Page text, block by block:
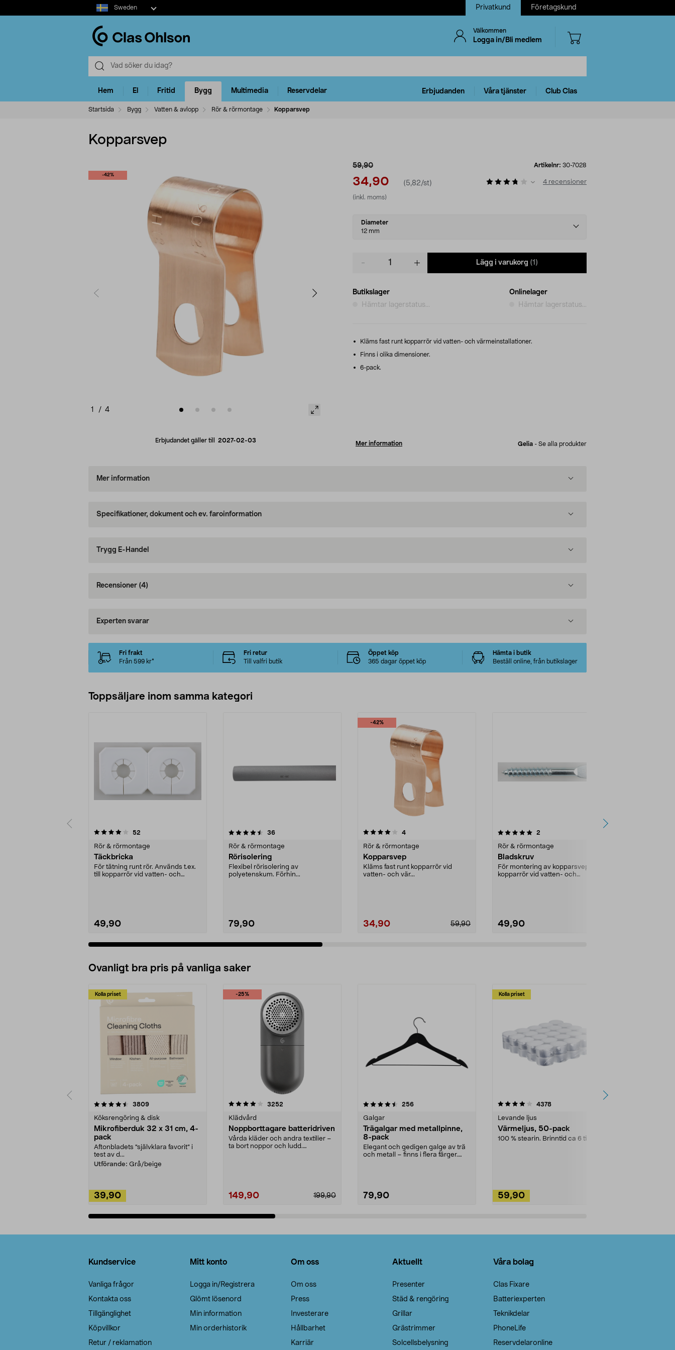
Select
market
Sweden Privatkund Företagskund
Välkommen
Logga in/Bli medlem
Hem El Fritid Bygg Multimedia Reservdelar Erbjudanden Våra tjänster Club Clas
Startsida Bygg Vatten & avlopp Rör & rörmontage Kopparsvep
Kopparsvep
-42%
1 / 4
Erbjudandet gäller till 2027-02-03
59,90
34,90 (5,82/st)
(inkl. moms)
Artikelnr: 30-7028
4 recensioner
Select
variant
Diameter
12 mm
Lägg i varukorg (1)
Butikslager
Hämtar lagerstatus...
Onlinelager
Hämtar lagerstatus...
Kläms fast runt kopparrör vid vatten- och värmeinstallationer.
Finns i olika dimensioner.
6-pack.
Mer information Gelia - Se alla produkter
Mer information
Specifikationer, dokument och ev. faroinformation
Trygg E-Handel
Recensioner (4)
Experten svarar
Fri frakt
Från 599 kr*
Fri retur
Till valfri butik
Öppet köp
365 dagar öppet köp
Hämta i butik
Beställ online, från butikslager
Toppsäljare inom samma kategori
52
Rör & rörmontage
Täckbricka
För tätning runt rör. Används t.ex.
till kopparrör vid vatten- och
49,90
4.5 av 5 stjärnor 36recensioner
Rör & rörmontage
Rörisolering
Flexibel rörisolering av
polyetenskum. Förhin...
79,90
-42%
4.0 av 5 stjärnor 4recensioner
Rör & rörmontage
Kopparsvep
Kläms fast runt kopparrör vid
vatten- och vär...
34,90 59,90
5.0 av 5 stjärnor 2
Rör & rörmontage
Bladskruv
För montering av kopparsvep runt
kopparrör vid vatten- och
49,90
4.0 av 5 stjärnor
Ovanligt bra pris på vanliga saker
Kolla priset
3809recensioner
Köksrengöring & disk
Mikrofiberduk 32 x 31 cm, 4-
pack
Aftonbladets "självklara favorit” i
test av d...
Utförande: Grå/beige
39,90
-25%
4.0av 5 stjärnor 3252
Klädvård
Noppborttagare batteridriven
Vårda kläder och andra textilier –
ta bort noppor och ludd.
199,90
149,90
4.5av 5 stjärnor 256recensioner
Galgar
Trägalgar med metallpinne,
8-pack
Elegant och gedigen galge av trä
och metall – finns i flera färger.
79,90
Kolla priset
4.0av 5 stjärnor 4378recensioner
Levande ljus
Värmeljus, 50-pack
100 % stearin. Brinntid ca 6 tim.
59,90
4.5av 5 stjärnor
Kundservice
Vanliga frågor
Kontakta oss
Tillgänglighet
Köpvillkor
Retur / reklamation
Mitt konto
Logga in/Registrera
Glömt lösenord
Min information
Min orderhistorik
Om oss
Om oss
Press
Investerare
Hållbarhet
Karriär
Aktuellt
Presenter
Städ & rengöring
Grillar
Grästrimmer
Solcellsbelysning
Våra bolag
Clas Fixare
Batteriexperten
Teknikdelar
PhoneLife
Reservdelaronline